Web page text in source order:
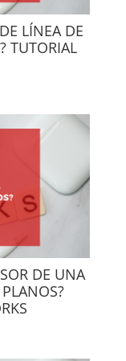
LÍNEA DE
TUTORIAL
DE UNA